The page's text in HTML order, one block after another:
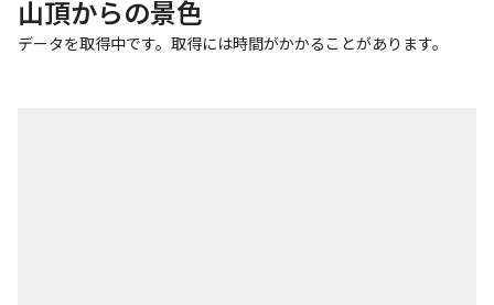
山頂からの景色
データを取得中です。取得には時間がかかることがあります。